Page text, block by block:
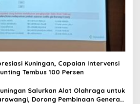
Kuningan, Capaian Intervensi
Tembus 100 Persen
Salurkan Alat Olahraga untuk
Dorong Pembinaan Generasi